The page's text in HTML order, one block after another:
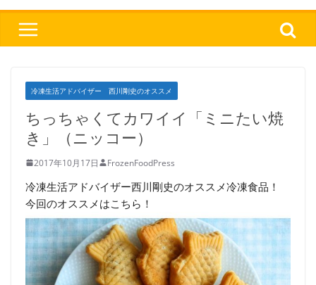
メン」
ん。』～”おいしさ”をアピール
冷凍生活アドバイザー 西川剛史のオススメ
ちっちゃくてカワイイ「ミニたい焼
き」（ニッコー）
2017年10月17日 FrozenFoodPress
冷凍生活アドバイザー西川剛史のオススメ冷凍食品！
今回のオススメはこちら！